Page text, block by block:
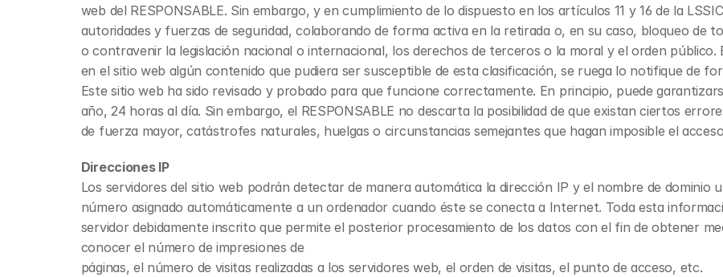
web del RESPONSABLE. Sin embargo, y en cumplimiento de lo dispuesto en los artículos 11 y 16 de la
autoridades y fuerzas de seguridad, colaborando de forma activa en la retirada o, en su caso, bloqueo de
o contravenir la legislación nacional o internacional, los derechos de terceros o la moral y el orden público.
en el sitio web algún contenido que pudiera ser susceptible de esta clasificación, se ruega lo notifique de
Este sitio web ha sido revisado y probado para que funcione correctamente. En principio, puede
año, 24 horas al día. Sin embargo, el RESPONSABLE no descarta la posibilidad de que existan ciertos
de fuerza mayor, catástrofes naturales, huelgas o circunstancias semejantes que hagan imposible el
Direcciones IP
Los servidores del sitio web podrán detectar de manera automática la dirección IP y el nombre de dominio
número asignado automáticamente a un ordenador cuando éste se conecta a Internet. Toda esta
servidor debidamente inscrito que permite el posterior procesamiento de los datos con el fin de obtener
conocer el número de impresiones de
páginas, el número de visitas realizadas a los servidores web, el orden de visitas, el punto de acceso, etc.